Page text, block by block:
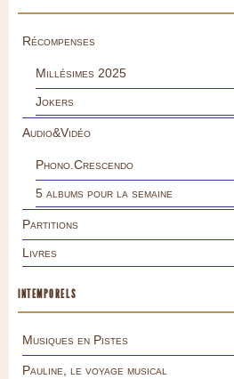
Récompenses
Millésimes 2025
Jokers
Audio&Vidéo
Phono.Crescendo
5 albums pour la semaine
Partitions
Livres
INTEMPORELS
Musiques en Pistes
Pauline, le voyage musical